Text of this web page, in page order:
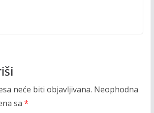
neće biti objavljivana. Neophodna
sa *